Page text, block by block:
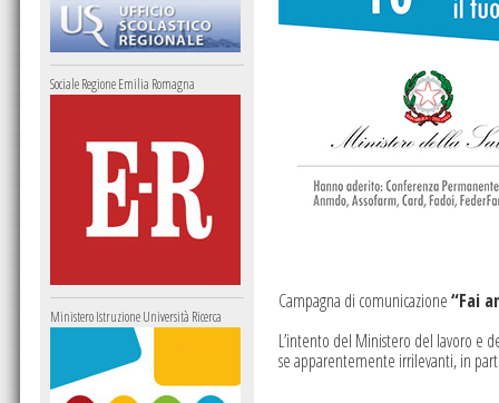
Campagna di comunicazione“Fai
L’intento del Ministero del lavoro e
se apparentemente irrilevanti, in
Sociale Regione Emilia Romagna
Ministero Istruzione Università Ricerca